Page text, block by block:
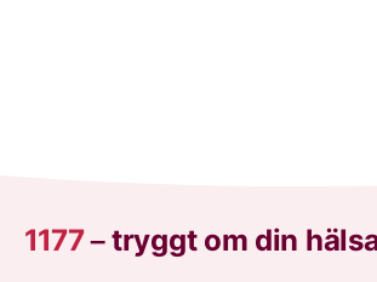
1177–tryggt om din